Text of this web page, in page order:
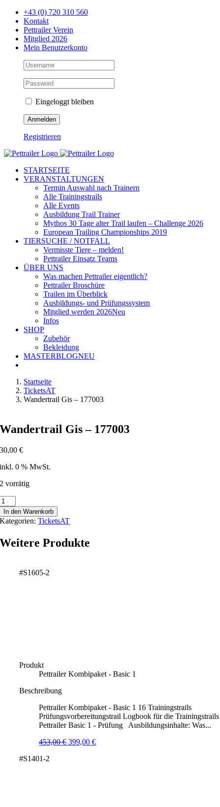
Zum
Inhalt
springen
+43 (0) 720 310 560
Kontakt
Pettrailer Verein
Mitglied 2026
Mein Benutzerkonto
Eingeloggt bleiben
Registrieren
Facebook
X
YouTube
Instagram
STARTSEITE
VERANSTALTUNGEN
Termin Auswahl nach Trainern
Alle Trainingstrails
Alle Events
Ausbildung Trail Trainer
Mythos 30 Tage alter Trail laufen – Challenge 2026
European Trailing Championships 2019
TIERSUCHE / NOTFALL
Vermisste Tiere – melden!
Pettrailer Einsatz Teams
ÜBER UNS
Was machen Pettrailer eigentlich?
Pettrailer Broschüre
Trailen im Überblick
Ausbildungs- und Prüfungssystem
Mitglied werden 2026Neu
Infos
SHOP
Zubehör
Bekleidung
MASTERBLOGNEU
Startseite
TicketsAT
Wandertrail Gis – 177003
Wandertrail Gis – 177003
30,00€
inkl. 0 % MwSt.
2 vorrätig
In den Warenkorb
Kategorien:TicketsAT
Weitere Produkte
#S1605-2
Produkt
Pettrailer Kombipaket - Basic 1
Beschreibung
Pettrailer Kombipaket - Basic 1 16 Trainingstrails
Prüfungsvorbereitungstrail Logbook für die Trainingstrails
Pettrailer Basic 1 - Prüfung Ausbildungsinhalte: Was...
453,00€ Ursprünglicher
399,00€Aktueller
#S1401-2